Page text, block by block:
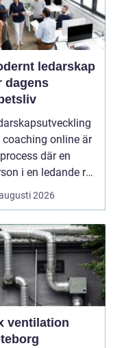
ledarskap
dagens
coaching online är
där en
i en ledande roll
2026
ventilation